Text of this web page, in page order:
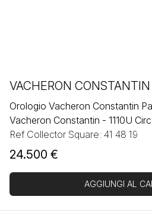
VACHERON CONSTANTIN
Orologio Vacheron Constantin
Vacheron Constantin - 1110U
Ref Collector Square: 41 48 19
24.500 €
AGGIUNGI AL